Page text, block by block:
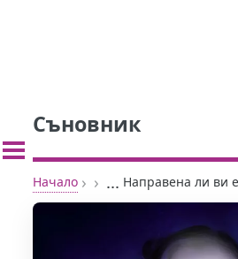
Съновник
Начало › › ... Направена ли ви